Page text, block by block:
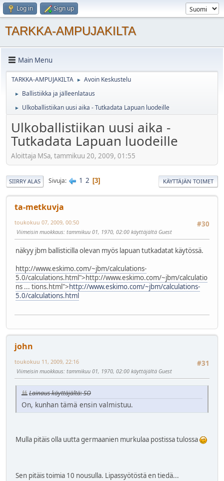
Log in Sign up
TARKKA-AMPUJAKILTA
Main Menu
TARKKA-AMPUJAKILTA ► Avoin Keskustelu
► Ballistiikka ja jälleenlataus
► Ulkoballistiikan uusi aika - Tutkadata Lapuan luodeille
Ulkoballistiikan uusi aika -
Tutkadata Lapuan luodeille
Aloittaja MSa, tammikuu 20, 2009, 01:55
SIIRRY ALAS Sivuja 1 2 3 KÄYTTÄJÄN TOIMET
ta-metkuvja
#30
toukokuu 07, 2009, 00:50
Viimeisin muokkaus: tammikuu 01, 1970, 02:00 käyttäjältä Guest
näkyy jbm ballisticilla olevan myös lapuan tutkadatat käytössä.
http://www.eskimo.com/~jbm/calculations-
5.0/calculations.html">http://www.eskimo.com/~jbm/calculatio
ns ... tions.html">http://www.eskimo.com/~jbm/calculations-
5.0/calculations.html
john
#31
toukokuu 11, 2009, 22:16
Viimeisin muokkaus: tammikuu 01, 1970, 02:00 käyttäjältä Guest
Lainaus käyttäjältä: SO
On, kunhan tämä ensin valmistuu.
Mulla pitäis olla uutta germaanien murkulaa postissa tulossa
Sen pitäis toimia 10 nousulla. Lipassyötöstä en tiedä...